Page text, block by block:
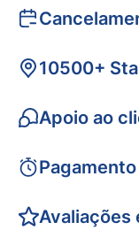
10500+
Apoio ao
Avaliações